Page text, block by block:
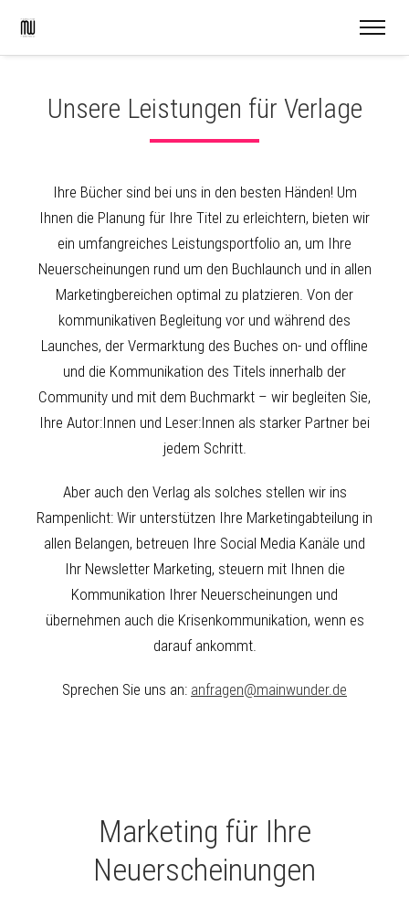
Unsere Leistungen für Verlage
Ihre Bücher sind bei uns in den besten Händen! Um
Ihnen die Planung für Ihre Titel zu erleichtern, bieten wir
ein umfangreiches Leistungsportfolio an, um Ihre
Neuerscheinungen rund um den Buchlaunch und in allen
Marketingbereichen optimal zu platzieren. Von der
kommunikativen Begleitung vor und während des
Launches, der Vermarktung des Buches on- und offline
und die Kommunikation des Titels innerhalb der
Community und mit dem Buchmarkt – wir begleiten Sie,
Ihre Autor:Innen und Leser:Innen als starker Partner bei
jedem Schritt.
Aber auch den Verlag als solches stellen wir ins
Rampenlicht: Wir unterstützen Ihre Marketingabteilung in
allen Belangen, betreuen Ihre Social Media Kanäle und
Ihr Newsletter Marketing, steuern mit Ihnen die
Kommunikation Ihrer Neuerscheinungen und
übernehmen auch die Krisenkommunikation, wenn es
darauf ankommt.
Sprechen Sie uns an: anfragen@mainwunder.de
Marketing für Ihre
Neuerscheinungen